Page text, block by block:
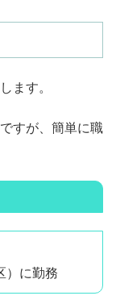
ます。
すが、簡単に職
）に勤務